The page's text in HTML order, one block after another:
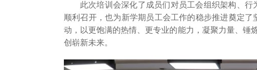
此次培训会深化了成员们对员工会组织架构、
顺利召开，也为新学期员工会工作的稳步推进奠定
动，以更饱满的热情、更专业的能力，凝聚力量、锤
创崭新未来。